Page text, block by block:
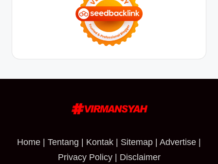
Home | Tentang | Kontak | Sitemap | Advertise |
Privacy Policy| Disclaimer